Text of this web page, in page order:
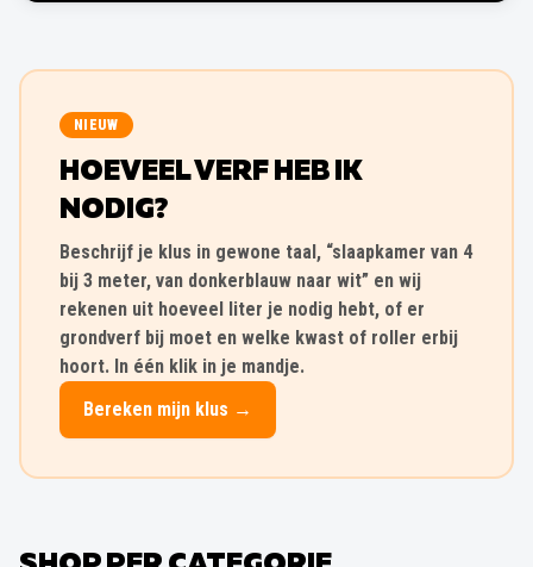
NIEUW
HOEVEEL VERF HEB IK
NODIG?
Beschrijf je klus in gewone taal, “slaapkamer van 4
bij 3 meter, van donkerblauw naar wit” en wij
rekenen uit hoeveel liter je nodig hebt, of er
grondverf bij moet en welke kwast of roller erbij
hoort. In één klik in je mandje.
Bereken mijn klus →